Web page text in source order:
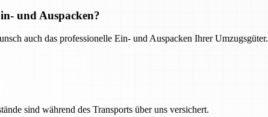
und Auspacken?
auch das professionelle Ein- und Auspacken Ihrer Umzugsgüter.
sind während des Transports über uns versichert.